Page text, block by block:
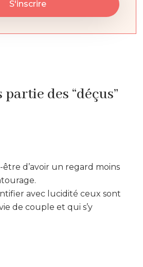
des “déçus”
d’avoir un regard moins
avec lucidité ceux sont
de couple et qui s’y